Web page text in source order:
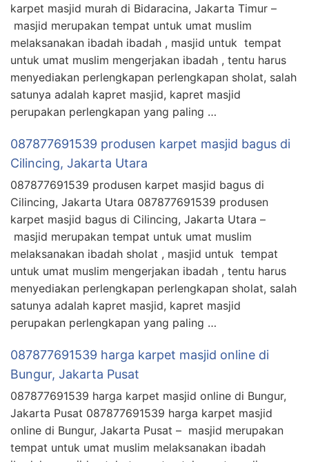
karpet masjid murah di Bidaracina, Jakarta Timur –
masjid merupakan tempat untuk umat muslim
melaksanakan ibadah ibadah , masjid untuk tempat
untuk umat muslim mengerjakan ibadah , tentu harus
menyediakan perlengkapan perlengkapan sholat, salah
satunya adalah kapret masjid, kapret masjid
perupakan perlengkapan yang paling …
087877691539 produsen karpet masjid bagus di
Cilincing, Jakarta Utara
087877691539 produsen karpet masjid bagus di
Cilincing, Jakarta Utara 087877691539 produsen
karpet masjid bagus di Cilincing, Jakarta Utara –
masjid merupakan tempat untuk umat muslim
melaksanakan ibadah sholat , masjid untuk tempat
untuk umat muslim mengerjakan ibadah , tentu harus
menyediakan perlengkapan perlengkapan sholat, salah
satunya adalah kapret masjid, kapret masjid
perupakan perlengkapan yang paling …
087877691539 harga karpet masjid online di
Bungur, Jakarta Pusat
087877691539 harga karpet masjid online di Bungur,
Jakarta Pusat 087877691539 harga karpet masjid
online di Bungur, Jakarta Pusat – masjid merupakan
tempat untuk umat muslim melaksanakan ibadah